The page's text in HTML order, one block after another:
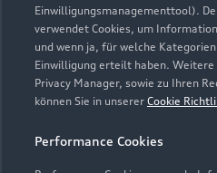
Einwilligungsmanagementtool).
verwendet Cookies, um
und wenn ja, für welche
Einwilligung erteilt haben.
Privacy Manager, sowie zu Ihren
können Sie in unserer Cookie
Performance Cookies
Modelle